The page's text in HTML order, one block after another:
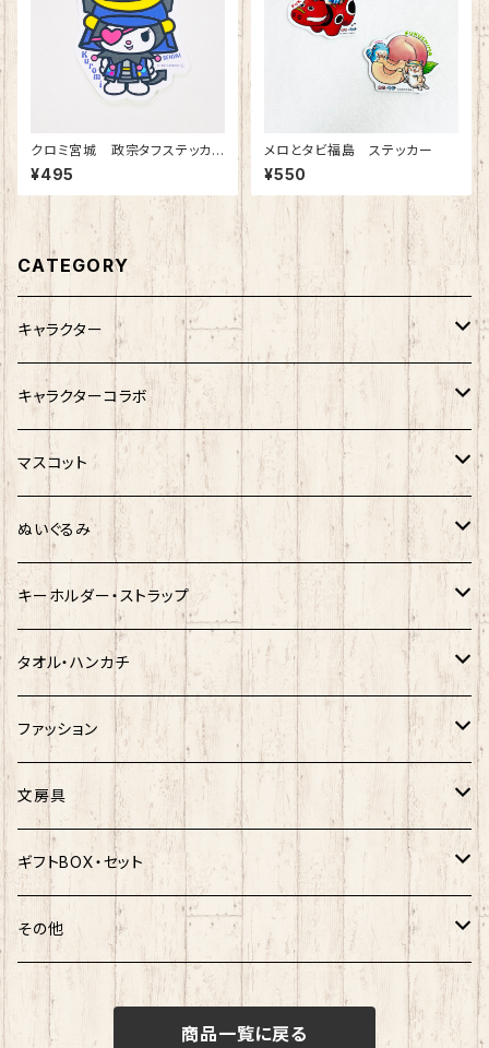
クロミ宮城 政宗タフステッカ
ー
¥495
メロとタビ福島 ステッカー
¥550
CATEGORY
キャラクター
サンリオキャラクター
キティ
シナモロール
クロミ
ハンギョドン
ぐでたま
ポムポムプリン
ポチャッコ
ばつ丸
マイメロディ
けろっぴ
ネコムネandシバ
モケケ
ゆきお
ホヤぼーや
ご当地ベア
スヌーピー
赤べこ・ガラガラべこ
マッチョシリーズ
もちシリーズ
キャラクターコラボ
サンリオ×おえかきさん
新幹線×ご当地ベア
サンリオ×ネコムネandシバ
楽天ゴールデンイーグルス×ネコムネandシバ
楽天ゴールデンイーグルス×おえかきさん
楽天ゴールデンイーグルス×ご当地ベア
ネコムネandシバ×鳥獣戯画
楽天ゴールデンイーグルス×もちシリーズ
サンリオ×ご当地ベア
マスコット
ゆきお
モケケ
ご当地ベア
秋田犬
しばっころ
わさお
むすび丸
ホヤぼーや
ぬいぐるみ
ホヤぼーや
その他
ご当地ベア
秋田犬
しばっころ
わさお
むすび丸
キーホルダー・ストラップ
ポプテピピック
ホヤぼーや
スヌーピー
秋田犬
わさお
むすび丸
タオル・ハンカチ
ホヤぼーや
秋田犬
キティ
むすび丸
ミニオン
ファッション
Tシャツ
ネクタイ
靴下
ルームシューズ
文房具
ボールペン
マグネット
クリアファイル
ギフトBOX・セット
福袋
その他
トートバック
商品一覧に戻る